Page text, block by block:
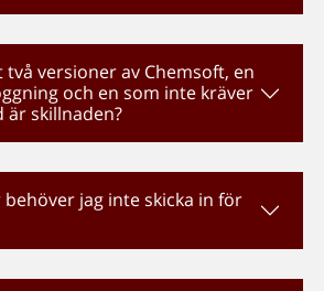
versioner av Chemsoft, en
och en som inte kräver
är skillnaden?
jag inte skicka in för